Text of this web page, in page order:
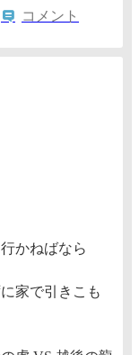
コメント
かねばなら
家で引きこも